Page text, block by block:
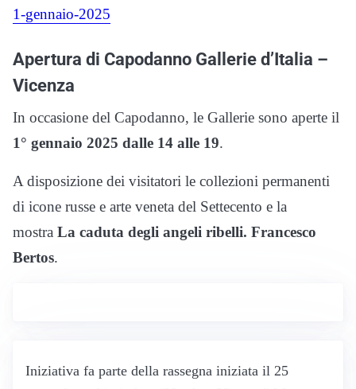
1-gennaio-2025
Apertura di Capodanno Gallerie d’Italia –
Vicenza
In occasione del Capodanno, le Gallerie sono aperte il
1° gennaio 2025 dalle 14 alle 19.
A disposizione dei visitatori le collezioni permanenti
di icone russe e arte veneta del Settecento e la
mostra La caduta degli angeli ribelli. Francesco
Bertos.
Iniziativa fa parte della rassegna iniziata il 25